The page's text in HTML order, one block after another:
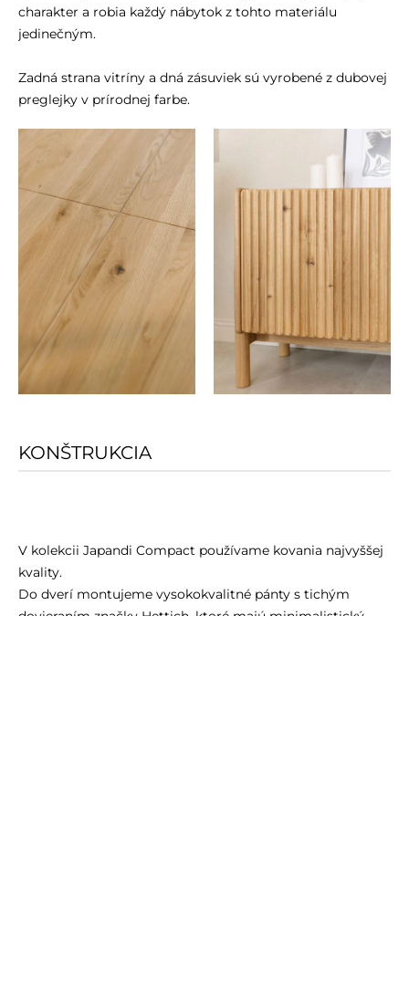
charakter a robia každý nábytok z tohto materiálu
jedinečným.
Zadná strana vitríny a dná zásuviek sú vyrobené z dubovej
preglejky v prírodnej farbe.
KONŠTRUKCIA
V kolekcii Japandi Compact používame kovania najvyššej
kvality.
Do dverí montujeme vysokokvalitné pánty s tichým
dovieraním značky Hettich, ktoré majú minimalistický